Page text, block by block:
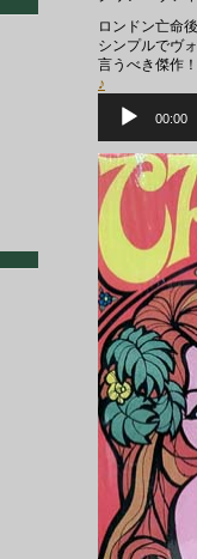
ロンドン亡命
シンプルでヴ
言うべき傑作！
♪
ー
ヤ
ー
00:00